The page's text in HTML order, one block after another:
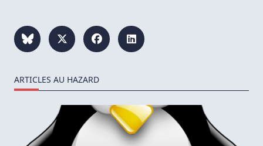
ARTICLES AU HAZARD